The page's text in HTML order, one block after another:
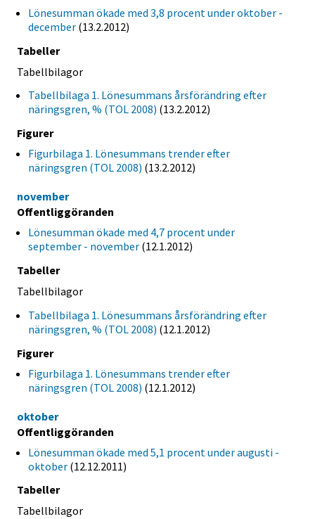
Lönesumman ökade med 3,8 procent under oktober -
december (13.2.2012)
Tabeller
Tabellbilagor
Tabellbilaga 1. Lönesummans årsförändring efter
näringsgren, % (TOL 2008) (13.2.2012)
Figurer
Figurbilaga 1. Lönesummans trender efter
näringsgren (TOL 2008) (13.2.2012)
november
Offentliggöranden
Lönesumman ökade med 4,7 procent under
september - november (12.1.2012)
Tabeller
Tabellbilagor
Tabellbilaga 1. Lönesummans årsförändring efter
näringsgren, % (TOL 2008) (12.1.2012)
Figurer
Figurbilaga 1. Lönesummans trender efter
näringsgren (TOL 2008) (12.1.2012)
oktober
Offentliggöranden
Lönesumman ökade med 5,1 procent under augusti -
oktober (12.12.2011)
Tabeller
Tabellbilagor